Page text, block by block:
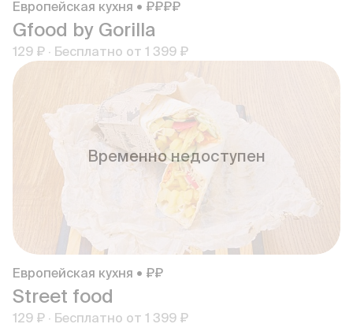
Европейская кухня • ₽₽₽₽
Gfood by Gorilla
129 ₽ · Бесплатно от 1 399 ₽
Временно недоступен
Европейская кухня • ₽₽
Street food
129 ₽ · Бесплатно от 1 399 ₽